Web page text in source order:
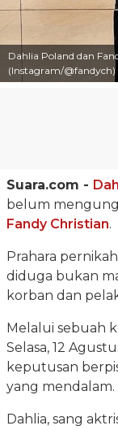
Dahlia Poland dan
(Instagram/@fandych)
Suara.com -
belum
Fandy Christian.
Prahara
diduga bukan
korban dan
Melalui sebuah
Selasa, 12
keputusan
yang mendalam.
Dahlia, sang